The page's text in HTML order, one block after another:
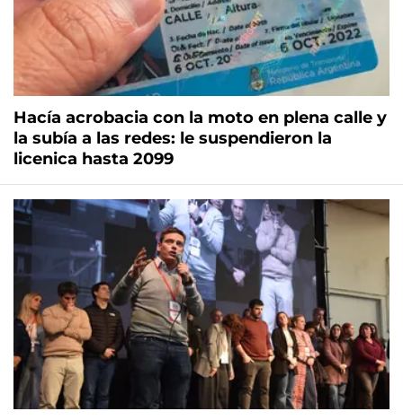
Hacía acrobacia con la moto en plena calle y
la subía a las redes: le suspendieron la
licenica hasta 2099